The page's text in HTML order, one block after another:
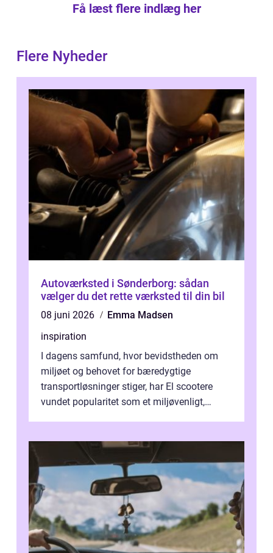
Få læst flere indlæg her
Flere Nyheder
Autoværksted i Sønderborg: sådan
vælger du det rette værksted til din bil
08 juni 2026
Emma Madsen
inspiration
I dagens samfund, hvor bevidstheden om
miljøet og behovet for bæredygtige
transportløsninger stiger, har El scootere
vundet popularitet som et miljøvenligt,